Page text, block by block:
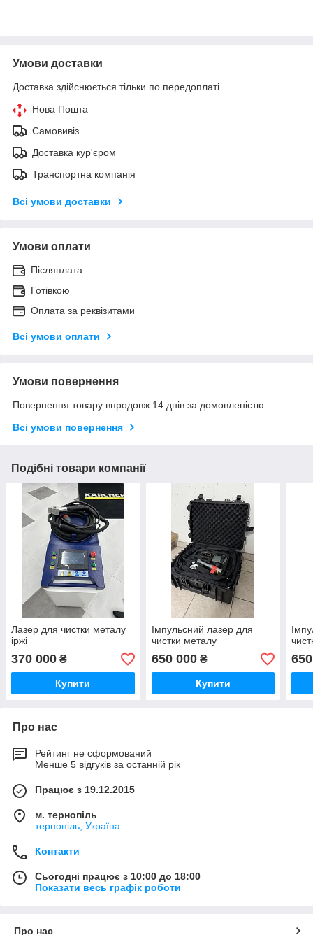
Умови доставки
Доставка здійснюється тільки по передоплаті.
Нова Пошта
Самовивіз
Доставка кур'єром
Транспортна компанія
Всі умови доставки
Умови оплати
Післяплата
Готівкою
Оплата за реквізитами
Всі умови оплати
Умови повернення
Повернення товару впродовж 14 днів за домовленістю
Всі умови повернення
Подібні товари компанії
Лазер для чистки металу
іржі
370 000 ₴
Купити
Імпульсний лазер для
чистки металу
650 000₴
Купити
Про нас
Рейтинг не сформований
Менше 5 відгуків за останній рік
Працює з 19.12.2015
м. тернопіль
тернопіль, Україна
Контакти
Сьогодні працює з 10:00 до 18:00
Показати весь графік роботи
Про нас